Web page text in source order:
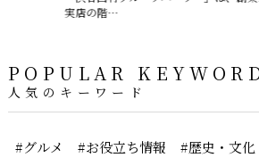
実店の階…
POPULAR
人気のキーワード
#グルメ #お役立ち情報 #歴史・文化